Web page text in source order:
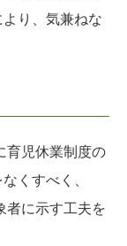
り、気兼ねな
育児休業制度の
くすべく、
者に示す工夫を